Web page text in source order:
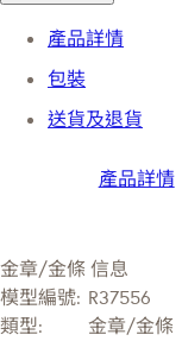
產品詳情
包裝
送貨及退貨
產品詳情
金章/金條 信息
模型編號: R37556
類型:
金章/金條